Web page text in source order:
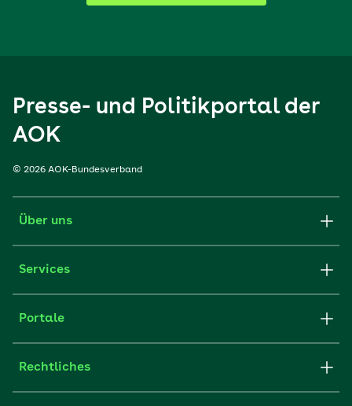
Presse- und Politikportal der
AOK
© 2026 AOK-Bundesverband
Über uns
Services
Portale
Rechtliches